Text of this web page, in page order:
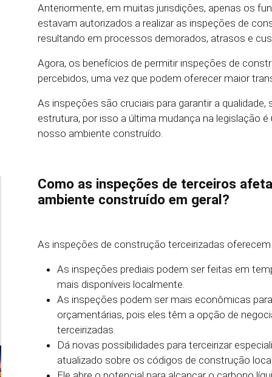
Anteriormente, em muitas jurisdições, apenas os
estavam autorizados a realizar as inspeções de
resultando em processos demorados, atrasos e
Agora, os benefícios de permitir inspeções de
percebidos, uma vez que podem oferecer maior
As inspeções são cruciais para garantir a qualidade,
estrutura, por isso a última mudança na legislação
nosso ambiente construído.
Como as inspeções de terceiros
ambiente construído em geral?
As inspeções de construção terceirizadas
As inspeções prediais podem ser feitas em
mais disponíveis localmente.
As inspeções podem ser mais econômicas
orçamentárias, pois eles têm a opção de
terceirizadas.
Dá novas possibilidades para terceirizar
atualizado sobre os códigos de construção